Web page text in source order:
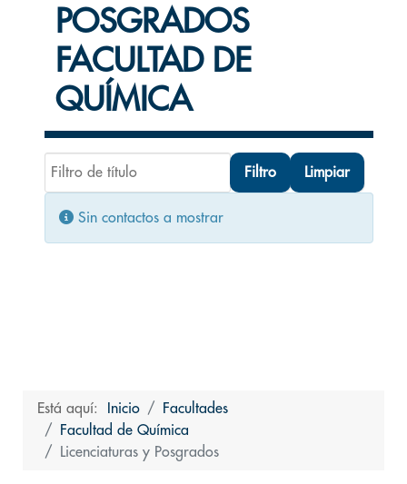
POSGRADOS
FACULTAD DE
QUÍMICA
Filtro de título
Filtro Limpiar
Información
Sin contactos a mostrar
Está aquí: Inicio
Facultades
Facultad de Química
Licenciaturas y Posgrados